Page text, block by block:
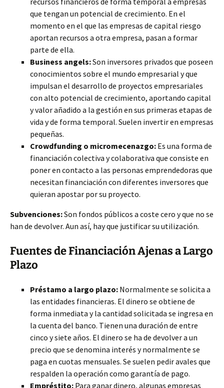
que tengan un potencial de crecimiento. En el
momento en el que las empresas de capital riesgo
aportan recursos a otra empresa, pasan a formar
parte de ella.
Business angels:Son inversores privados que poseen
conocimientos sobre el mundo empresarial y que
impulsan el desarrollo de proyectos empresariales
con alto potencial de crecimiento, aportando capital
y valor añadido a la gestión en sus primeras etapas de
vida y de forma temporal. Suelen invertir en empresas
pequeñas.
Crowdfunding o micromecenazgo: Es una forma de
financiación colectiva y colaborativa que consiste en
poner en contacto a las personas emprendedoras que
necesitan financiación con diferentes inversores que
quieran apostar por su proyecto.
Subvenciones:Son fondos públicos a coste cero y que no se
han de devolver. Aun así, hay que justificar su utilización.
Fuentes de Financiación Ajenas a Largo
Plazo
Préstamo a largo plazo: Normalmente se solicita a
las entidades financieras. El dinero se obtiene de
forma inmediata y la cantidad solicitada se ingresa en
la cuenta del banco. Tienen una duración de entre
cinco y siete años. El dinero se ha de devolver a un
precio que se denomina interés y normalmente se
paga en cuotas mensuales. Se suelen pedir avales que
respalden la operación como garantía de pago.
Empréstito: Para ganar dinero, algunas empresas